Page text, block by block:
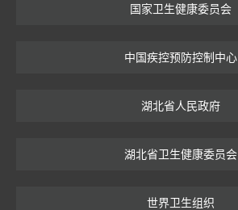
国家卫生健康委员会
中国疾控预防控制中心
湖北省人民政府
湖北省卫生健康委员会
世界卫生组织